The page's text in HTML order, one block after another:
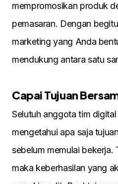
mempromosikan produk
pemasaran. Dengan
marketing yang Anda
mendukung antara satu
Capai Tujuan
Selutuh anggota tim
mengetahui apa saja
sebelum memulai bekerja.
maka keberhasilan yang